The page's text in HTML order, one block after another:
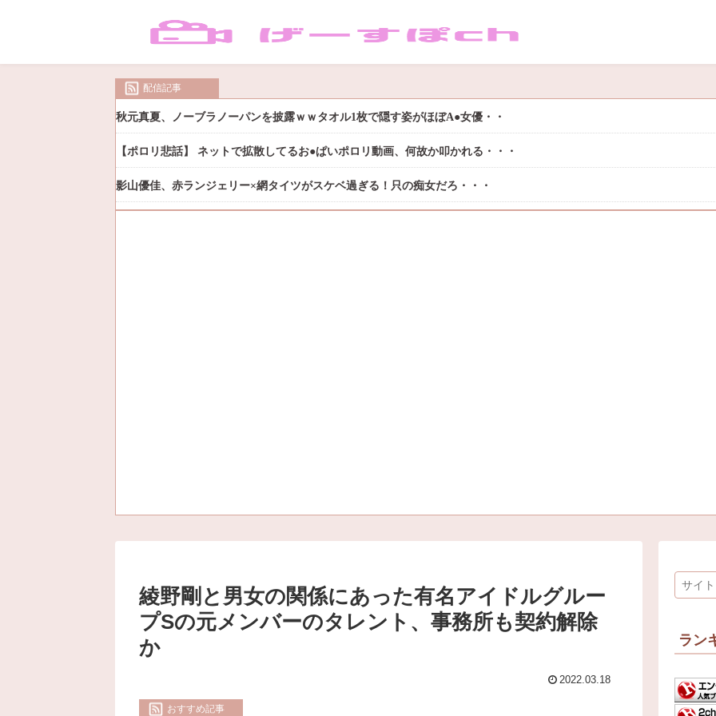
配信記事
秋元真夏、ノーブラノーパンを披露ｗｗタオル1枚で隠す姿がほぼA●女優・・
【ポロリ悲話】 ネットで拡散してるお●ぱいポロリ動画、何故か叩かれる・・・
影山優佳、赤ランジェリー×網タイツがスケベ過ぎる！只の痴女だろ・・・
綾野剛と男女の関係にあった有名アイドルグルー
プSの元メンバーのタレント、事務所も契約解除
か
2022.03.18
おすすめ記事
ラン